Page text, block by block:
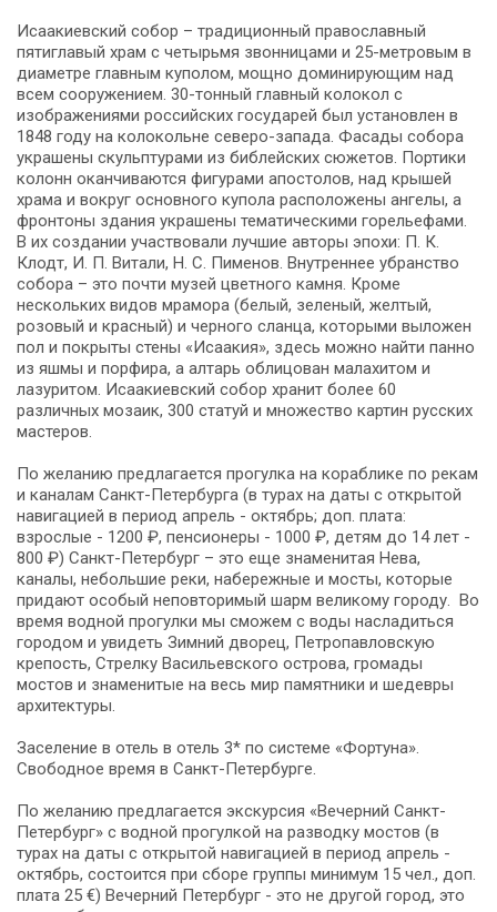
Исаакиевский собор – традиционный православный
пятиглавый храм с четырьмя звонницами и 25-метровым в
диаметре главным куполом, мощно доминирующим над
всем сооружением. 30-тонный главный колокол с
изображениями российских государей был установлен в
1848 году на колокольне северо-запада. Фасады собора
украшены скульптурами из библейских сюжетов. Портики
колонн оканчиваются фигурами апостолов, над крышей
храма и вокруг основного купола расположены ангелы, а
фронтоны здания украшены тематическими горельефами.
В их создании участвовали лучшие авторы эпохи: П. К.
Клодт, И. П. Витали, Н. С. Пименов. Внутреннее убранство
собора – это почти музей цветного камня. Кроме
нескольких видов мрамора (белый, зеленый, желтый,
розовый и красный) и черного сланца, которыми выложен
пол и покрыты стены «Исаакия», здесь можно найти панно
из яшмы и порфира, а алтарь облицован малахитом и
лазуритом. Исаакиевский собор хранит более 60
различных мозаик, 300 статуй и множество картин русских
мастеров.
По желанию предлагается прогулка на кораблике по рекам
и каналам Санкт-Петербурга (в турах на даты с открытой
навигацией в период апрель - октябрь; доп. плата:
взрослые - 1200 ₽, пенсионеры - 1000 ₽, детям до 14 лет -
800 ₽) Санкт-Петербург – это еще знаменитая Нева,
каналы, небольшие реки, набережные и мосты, которые
придают особый неповторимый шарм великому городу. Во
время водной прогулки мы сможем с воды насладиться
городом и увидеть Зимний дворец, Петропавловскую
крепость, Стрелку Васильевского острова, громады
мостов и знаменитые на весь мир памятники и шедевры
архитектуры.
Заселение в отель в отель 3* по системе «Фортуна».
Свободное время в Санкт-Петербурге.
По желанию предлагается экскурсия «Вечерний Санкт-
Петербург» с водной прогулкой на разводку мостов (в
турах на даты с открытой навигацией в период апрель -
октябрь, состоится при сборе группы минимум 15 чел., доп.
плата 25 €) Вечерний Петербург - это не другой город, это